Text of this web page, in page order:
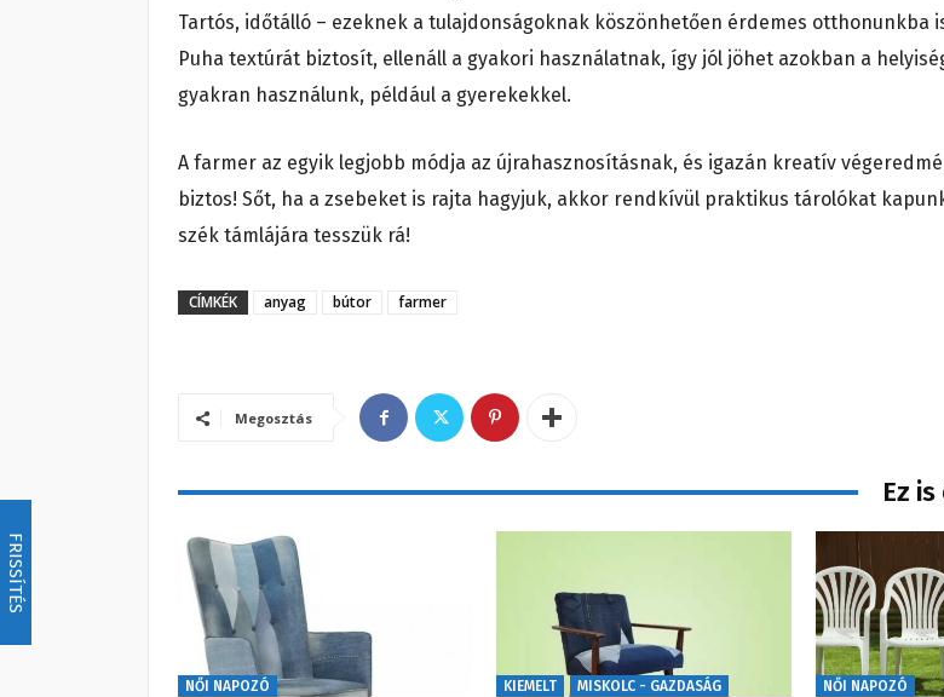
FRISSÍTÉS
Tartós, időtálló – ezeknek a tulajdonságoknak köszönhetően érdemes otthonunkba
Puha textúrát biztosít, ellenáll a gyakori használatnak, így jól jöhet azokban a
gyakran használunk, például a gyerekekkel.
A farmer az egyik legjobb módja az újrahasznosításnak, és igazán kreatív
biztos! Sőt, ha a zsebeket is rajta hagyjuk, akkor rendkívül praktikus tárolókat
szék támlájára tesszük rá!
CÍMKÉK anyag bútor farmer
Megosztás
Ez
NŐI NAPOZÓ KIEMELT MISKOLC - GAZDASÁG NŐI NAPOZÓ